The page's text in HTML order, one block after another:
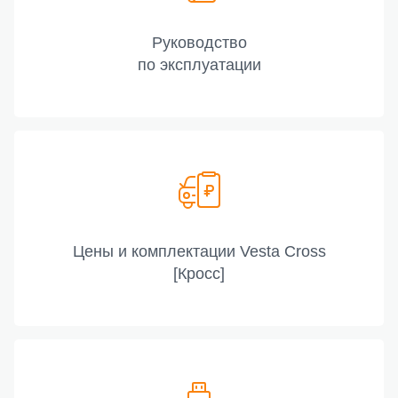
Руководство
по эксплуатации
Цены и комплектации Vesta Cross
[Кросс]